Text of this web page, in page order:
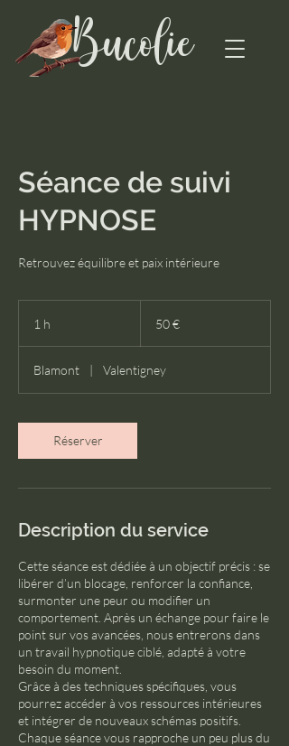
Bucolie
Séance de suivi
HYPNOSE
Retrouvez équilibre et paix intérieure
1 h 50 €
Blamont | Valentigney
Réserver
Description du service
Cette séance est dédiée à un objectif précis : se
libérer d’un blocage, renforcer la confiance,
surmonter une peur ou modifier un
comportement. Après un échange pour faire le
point sur vos avancées, nous entrerons dans
un travail hypnotique ciblé, adapté à votre
besoin du moment.
Grâce à des techniques spécifiques, vous
pourrez accéder à vos ressources intérieures
et intégrer de nouveaux schémas positifs.
Chaque séance vous rapproche un peu plus du